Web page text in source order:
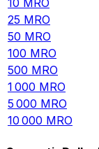
10 MRO
25 MRO
50 MRO
100 MRO
500 MRO
1 000 MRO
5 000 MRO
10 000 MRO